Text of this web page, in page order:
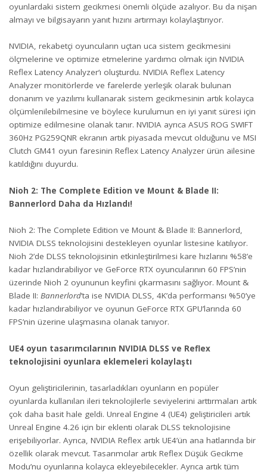
oyunlardaki sistem gecikmesi önemli ölçüde azalıyor. Bu da nişan
almayı ve bilgisayarın yanıt hızını artırmayı kolaylaştırıyor.
NVIDIA, rekabetçi oyuncuların uçtan uca sistem gecikmesini
ölçmelerine ve optimize etmelerine yardımcı olmak için NVIDIA
Reflex Latency Analyzer‘ı oluşturdu. NVIDIA Reflex Latency
Analyzer monitörlerde ve farelerde yerleşik olarak bulunan
donanım ve yazılımı kullanarak sistem gecikmesinin artık kolayca
ölçümlenilebilmesine ve böylece kurulumun en iyi yanıt süresi için
optimize edilmesine olanak tanır. NVIDIA ayrıca ASUS ROG SWIFT
360Hz PG259QNR ekranın artık piyasada mevcut olduğunu ve MSI
Clutch GM41 oyun faresinin Reflex Latency Analyzer ürün ailesine
katıldığını duyurdu.
Nioh 2: The Complete Edition ve Mount & Blade II:
Bannerlord Daha da Hızlandı!
Nioh 2: The Complete Edition ve Mount & Blade II: Bannerlord,
NVIDIA DLSS teknolojisini destekleyen oyunlar listesine katılıyor.
Nioh 2’de DLSS teknolojisinin etkinleştirilmesi kare hızlarını %58’e
kadar hızlandırabiliyor ve GeForce RTX oyuncularının 60 FPS’nin
üzerinde Nioh 2 oyununun keyfini çıkarmasını sağlıyor. Mount &
Blade II: Bannerlord’ta ise NVIDIA DLSS, 4K’da performansı %50’ye
kadar hızlandırabiliyor ve oyunun GeForce RTX GPU’larında 60
FPS’nin üzerine ulaşmasına olanak tanıyor.
UE4 oyun tasarımcılarının NVIDIA DLSS ve Reflex
teknolojisini oyunlara eklemeleri kolaylaştı
Oyun geliştiricilerinin, tasarladıkları oyunların en popüler
oyunlarda kullanılan ileri teknolojilerle seviyelerini arttırmaları artık
çok daha basit hale geldi. Unreal Engine 4 (UE4) geliştiricileri artık
Unreal Engine 4.26 için bir eklenti olarak DLSS teknolojisine
erişebiliyorlar. Ayrıca, NVIDIA Reflex artık UE4’ün ana hatlarında bir
özellik olarak mevcut. Tasarımcılar artık Reflex Düşük Gecikme
Modu’nu oyunlarına kolayca ekleyebilecekler. Ayrıca artık tüm